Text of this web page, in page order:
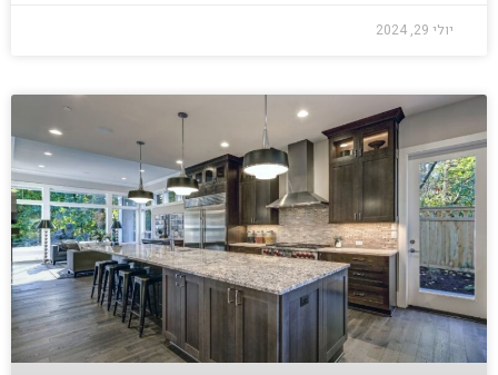
יולי 29, 2024